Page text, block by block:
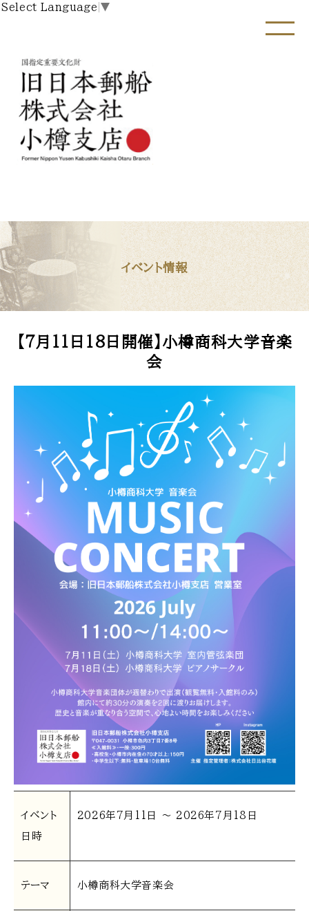
Select Language ▼
イベント情報
【7月11日18日開催】小樽商科大学音楽
会
イベント
日時
2026年7月11日 〜 2026年7月18日
テーマ 小樽商科大学音楽会